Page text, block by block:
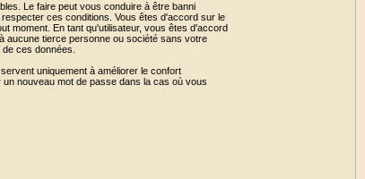
Le faire peut vous conduire à être banni
ces conditions. Vous êtes d'accord sur le
moment. En tant qu'utilisateur, vous êtes d'accord
aucune tierce personne ou société sans votre
ces données.
uniquement à améliorer le confort
nouveau mot de passe dans la cas où vous